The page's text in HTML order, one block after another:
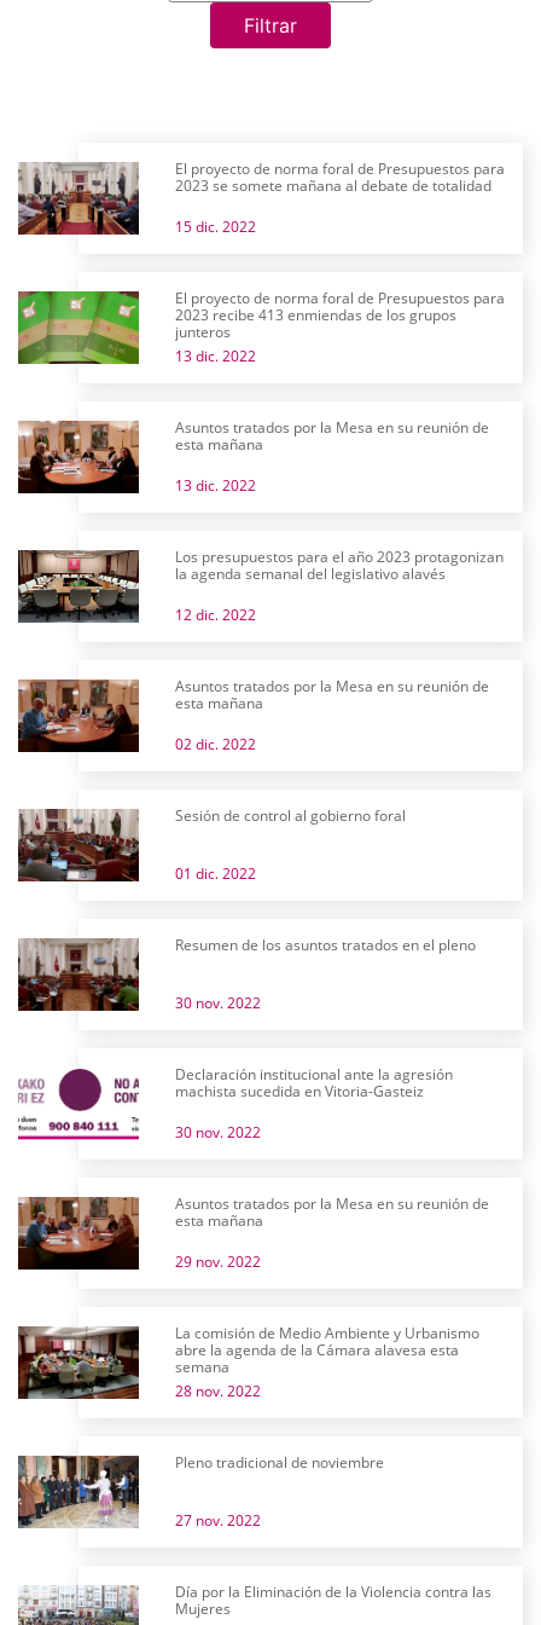
Filtrar
El proyecto de norma foral de Presupuestos para
2023 se somete mañana al debate de totalidad
15 dic. 2022
El proyecto de norma foral de Presupuestos para
2023 recibe 413 enmiendas de los grupos
junteros
13 dic. 2022
Asuntos tratados por la Mesa en su reunión de
esta mañana
13 dic. 2022
Los presupuestos para el año 2023 protagonizan
la agenda semanal del legislativo alavés
12 dic. 2022
Asuntos tratados por la Mesa en su reunión de
esta mañana
02 dic. 2022
Sesión de control al gobierno foral
01 dic. 2022
Resumen de los asuntos tratados en el pleno
30 nov. 2022
Declaración institucional ante la agresión
machista sucedida en Vitoria-Gasteiz
30 nov. 2022
Asuntos tratados por la Mesa en su reunión de
esta mañana
29 nov. 2022
La comisión de Medio Ambiente y Urbanismo
abre la agenda de la Cámara alavesa esta
semana
28 nov. 2022
Pleno tradicional de noviembre
27 nov. 2022
Día por la Eliminación de la Violencia contra las
Mujeres